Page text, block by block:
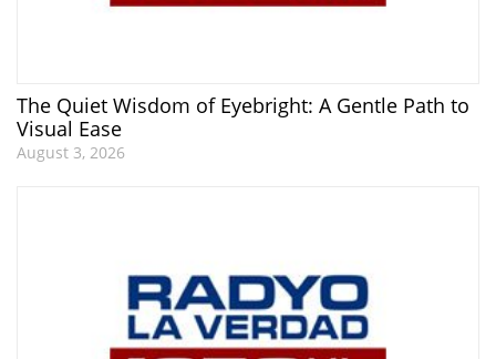
The Quiet Wisdom of Eyebright: A Gentle Path to
Visual Ease
August 3, 2026